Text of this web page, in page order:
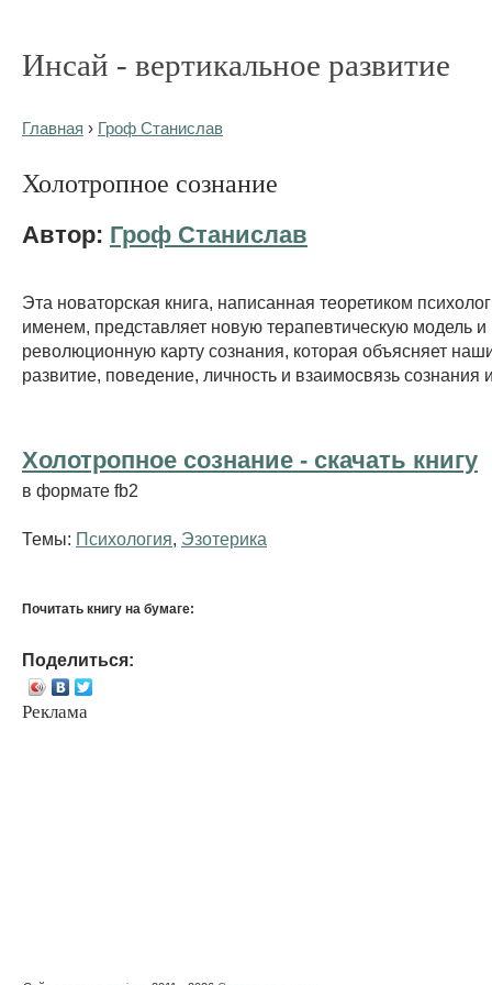
Инсай - вертикальное развитие
Главная › Гроф Станислав
Холотропное сознание
Автор: Гроф Станислав
Эта новаторская книга, написанная теоретиком
именем, представляет новую терапевтическую модель и
революционную карту сознания, которая объясняет
развитие, поведение, личность и взаимосвязь сознания
Холотропное сознание - cкачать книгу
в формате fb2
Темы: Психология Эзотерика
Почитать книгу на бумаге:
Поделиться:
Реклама